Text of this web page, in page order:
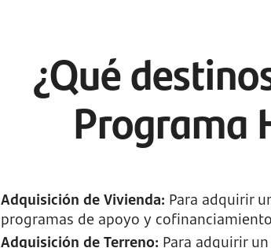
¿Qué
Programa
Adquisición de Vivienda: Para adquirir
programas de apoyo y
Adquisición de Terreno: Para adquirir